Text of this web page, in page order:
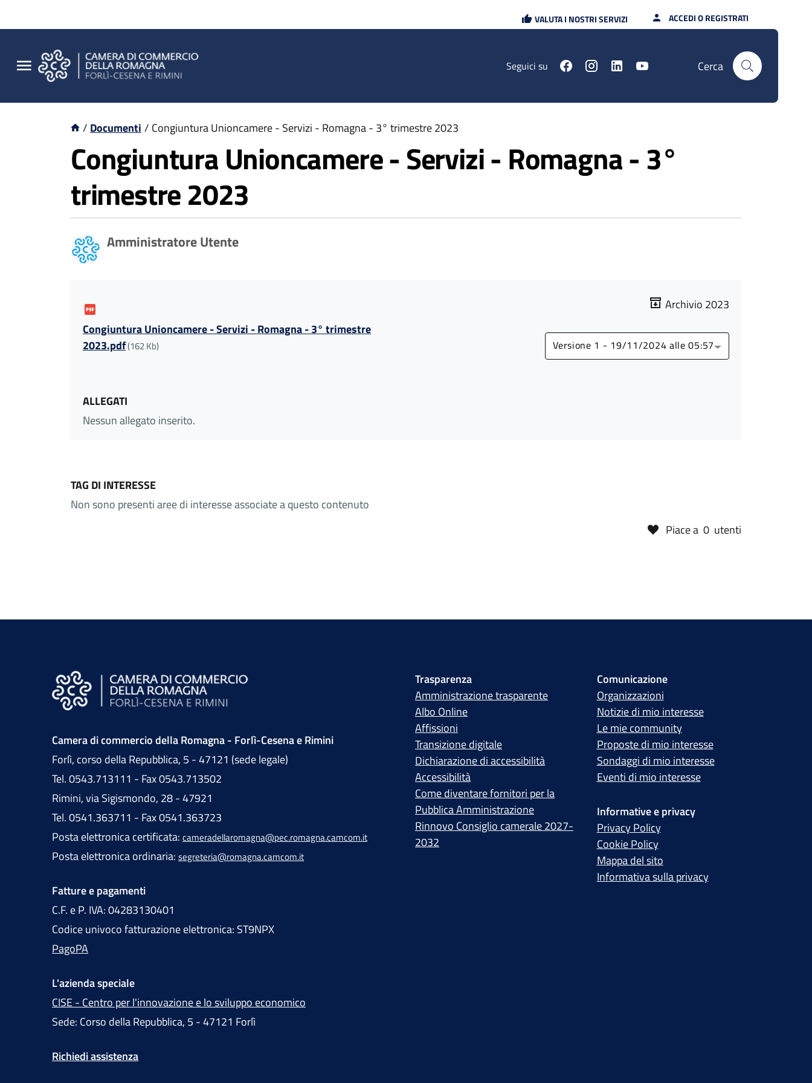
VALUTA I NOSTRI SERVIZI ACCEDI O REGISTRATI
Seguici su Cerca
/ Documenti / Congiuntura Unioncamere - Servizi - Romagna - 3° trimestre 2023
Congiuntura Unioncamere - Servizi - Romagna - 3°
trimestre 2023
Amministratore Utente
Congiuntura Unioncamere - Servizi - Romagna - 3° trimestre
2023.pdf(162 Kb)
Archivio 2023
Versione 1 - 19/11/2024 alle 05:57
ALLEGATI
Nessun allegato inserito.
TAG DI INTERESSE
Non sono presenti aree di interesse associate a questo contenuto
Piace a 0 utenti
Camera di commercio della Romagna - Forlì-Cesena e Rimini
Forlì, corso della Repubblica, 5 - 47121 (sede legale)
Tel. 0543.713111 - Fax 0543.713502
Rimini, via Sigismondo, 28 - 47921
Tel. 0541.363711 - Fax 0541.363723
Posta elettronica certificata: cameradellaromagna@pec.romagna.camcom.it
Posta elettronica ordinaria: segreteria@romagna.camcom.it
Fatture e pagamenti
C.F. e P. IVA: 04283130401
Codice univoco fatturazione elettronica: ST9NPX
PagoPA
L'azienda speciale
CISE - Centro per l'innovazione e lo sviluppo economico
Sede: Corso della Repubblica, 5 - 47121 Forlì
Trasparenza
Amministrazione trasparente
Albo Online
Affissioni
Transizione digitale
Dichiarazione di accessibilità
Accessibilità
Come diventare fornitori per la
Pubblica Amministrazione
Rinnovo Consiglio camerale 2027-
2032
Comunicazione
Organizzazioni
Notizie di mio interesse
Le mie community
Proposte di mio interesse
Sondaggi di mio interesse
Eventi di mio interesse
Informative e privacy
Privacy Policy
Cookie Policy
Mappa del sito
Informativa sulla privacy
Richiedi assistenza